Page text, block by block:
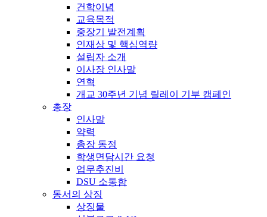
건학이념
교육목적
중장기 발전계획
인재상 및 핵심역량
설립자 소개
이사장 인사말
연혁
개교 30주년 기념 릴레이 기부 캠페인
총장
인사말
약력
총장 동정
학생면담시간 요청
업무추진비
DSU 소통함
동서의 상징
상징물